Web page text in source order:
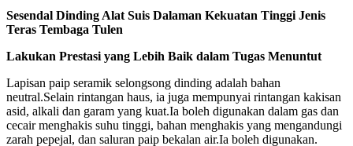
Sesendal Dinding Alat Suis Dalaman Kekuatan Tinggi Jenis
Teras Tembaga Tulen
Lakukan Prestasi yang Lebih Baik dalam Tugas Menuntut
Lapisan paip seramik selongsong dinding adalah bahan
neutral.Selain rintangan haus, ia juga mempunyai rintangan kakisan
asid, alkali dan garam yang kuat.Ia boleh digunakan dalam gas dan
cecair menghakis suhu tinggi, bahan menghakis yang mengandungi
zarah pepejal, dan saluran paip bekalan air.Ia boleh digunakan.